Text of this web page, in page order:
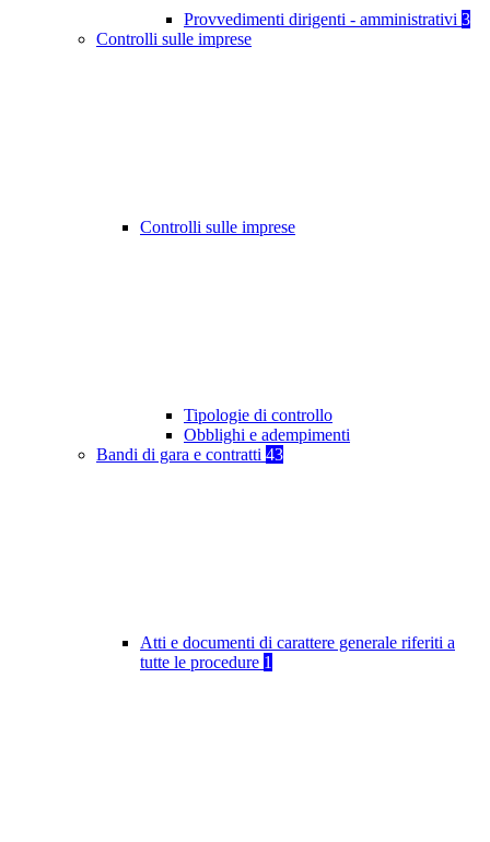
Provvedimenti dirigenti - amministrativi 3
Controlli sulle imprese
Controlli sulle imprese
Tipologie di controllo
Obblighi e adempimenti
Bandi di gara e contratti 43
Atti e documenti di carattere generale riferiti a
tutte le procedure 1